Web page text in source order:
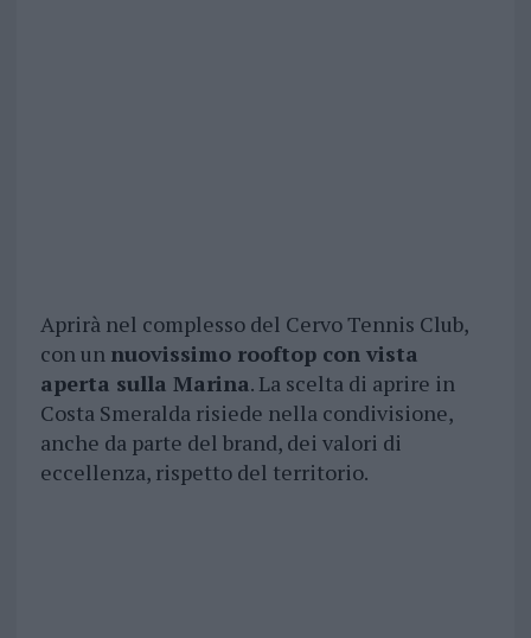
Aprirà nel complesso del Cervo Tennis Club,
con un nuovissimo rooftop con vista
aperta sulla Marina. La scelta di aprire in
Costa Smeralda risiede nella condivisione,
anche da parte del brand, dei valori di
eccellenza, rispetto del territorio.